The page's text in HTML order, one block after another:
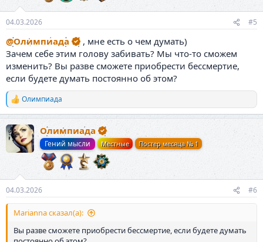
04.03.2026 #5
@Олимпиада
, мне есть о чем думать)
Зачем себе этим голову забивать? Мы что-то сможем
изменить? Вы разве сможете приобрести бессмертие,
если будете думать постоянно об этом?
Р
е
к
ц
Олимпиада
Олимпиада
Гений мысли Местные Постер месяца № 1
04.03.2026 #6
Marianna сказал(а):
Вы разве сможете приобрести бессмертие, если будете думать